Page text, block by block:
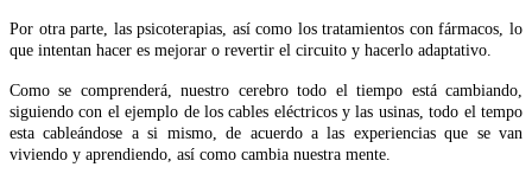
Por otra parte, las psicoterapias, así como los tratamientos con fármacos, lo
que intentan hacer es mejorar o revertir el circuito y hacerlo adaptativo.
Como se comprenderá, nuestro cerebro todo el tiempo está cambiando,
siguiendo con el ejemplo de los cables eléctricos y las usinas, todo el tempo
esta cableándose a si mismo, de acuerdo a las experiencias que se van
viviendo y aprendiendo, así como cambia nuestra mente.